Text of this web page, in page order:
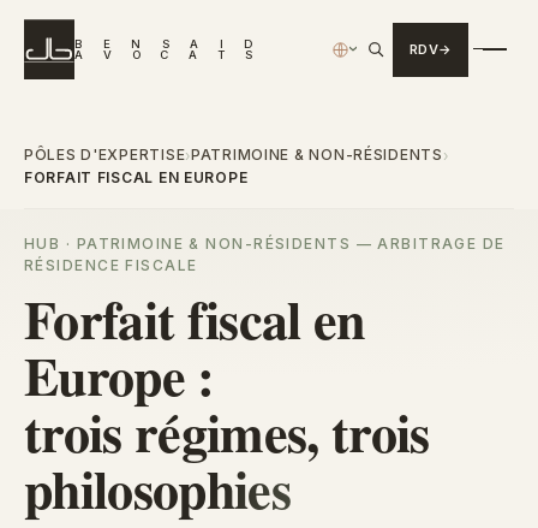
B E N S A I
D
A
V O C A T S › RDV
PÔLES D'EXPERTISE›PATRIMOINE & NON-RÉSIDENTS ›
FORFAIT FISCAL EN EUROPE
HUB · PATRIMOINE & NON-RÉSIDENTS — ARBITRAGE DE
RÉSIDENCE FISCALE
Forfait fiscal en
Europe :
trois régimes, trois
philosophies